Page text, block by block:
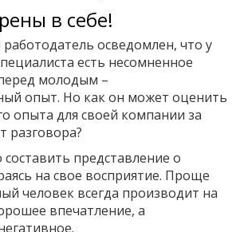
в себе!
осведомлен, что у
есть несомненное
молодым –
опыт. Но как он может оценить
опыта для своей компании за
разговора?
представление о
на свое восприятие. Проще
человек всегда производит на
впечатление, а